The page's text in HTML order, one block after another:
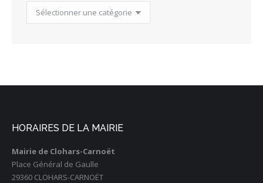
Catégories
HORAIRES DE LA MAIRIE
Mairie de Clohars-Carnoët
Place Général de Gaulle
29360 CLOHARS-CARNOËT